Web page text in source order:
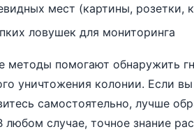
мест (картины, розетки,
ловушек для мониторинга
методы помогают обнаружить
уничтожения колонии. Если
самостоятельно, лучше
любом случае, точное знание